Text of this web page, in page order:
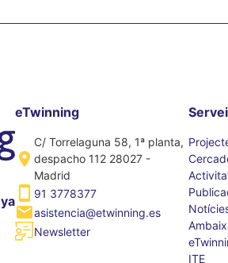
eTwinning
C/ Torrelaguna 58, 1ª planta,
despacho 112 28027 -
Madrid
91 3778377
asistencia@etwinning.es
Newsletter
ITE